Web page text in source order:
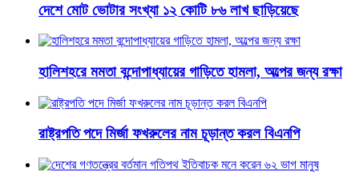
দেশে মোট ভোটার সংখ্যা ১২ কোটি ৮৬ লাখ ছাড়িয়েছে
হালিশহরে মমতা বন্দোপাধ্যায়ের গাড়িতে হামলা, অল্পের জন্য রক্ষা
রাষ্ট্রপতি পদে মির্জা ফখরুলের নাম চূড়ান্ত করল বিএনপি